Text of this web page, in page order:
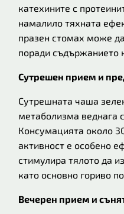
катехините с
намалило тяхната
празен стомах може
поради съдържанието
Сутрешен прием и
Сутрешната чаша
метаболизма веднага
Консумацията около
активност е особено
стимулира тялото да
като основно гориво
Вечерен прием и